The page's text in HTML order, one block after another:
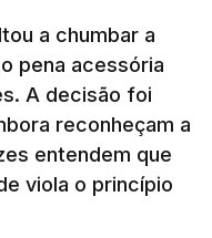
a chumbar a
pena acessória
A decisão foi
reconheçam a
entendem que
viola o princípio